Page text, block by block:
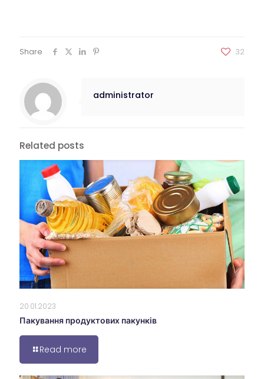
Share 32
administrator
Related posts
20.01.2023
Пакування продуктових пакунків
Read more